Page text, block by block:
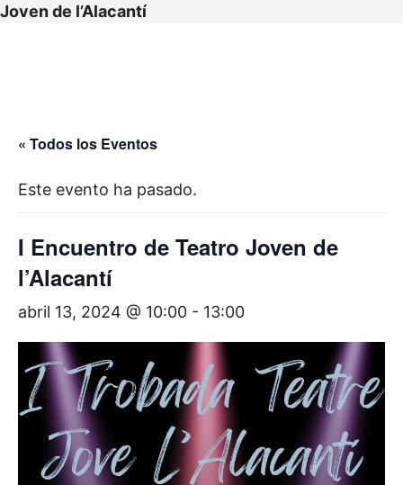
Joven de l’Alacantí
« Todos los Eventos
Este evento ha pasado.
I Encuentro de Teatro Joven de
l’Alacantí
abril 13, 2024 @ 10:00 - 13:00